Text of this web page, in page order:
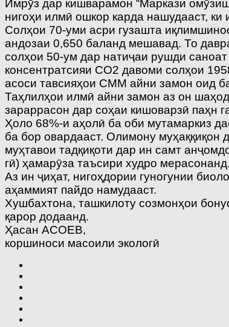
Имрӯз дар кишварамон “Маркази
нигоҳи илмӣ ошкор карда нашудааст,
Солҳои 70-уми асри гузашта
андозаи 0,650 баланд мешавад. То
солҳои 50-ум дар натиҷаи рушди саноат
консентратсияи СО2 давоми солҳои
асоси тавсияҳои СММ айни замон оид
Таҳлилҳои илмӣ айни замон аз он
зараррасон дар соҳаи кишоварзӣ паҳн
Ҳоло 68%-и аҳолӣ ба оби мутамаркиз
ба бор овардааст. Олимону
муҳтавои тадқиқоти дар ин самт
гӣ) ҳамарӯза таъсири худро мерасонанд.
Аз ин ҷиҳат, нигоҳдории гуногунии
аҳаммият пайдо намудааст.
Хушбахтона, ташкилоту созмонҳои
қарор додаанд.
Ҳасан АСОЕВ,
коршиноси масоили экологӣ